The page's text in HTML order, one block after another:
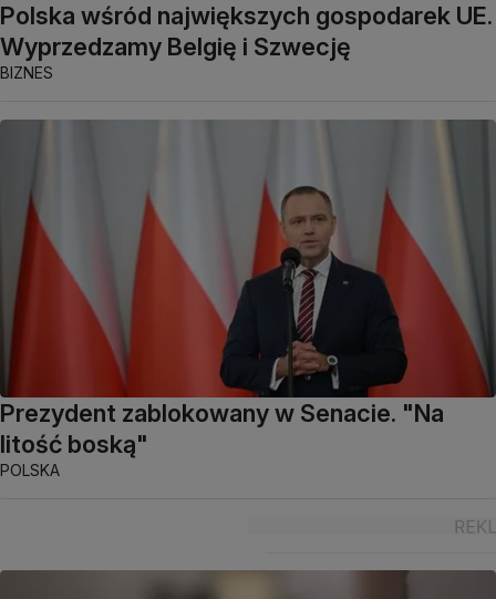
Polska wśród największych gospodarek UE.
Wyprzedzamy Belgię i Szwecję
BIZNES
Prezydent zablokowany w Senacie. "Na
litość boską"
POLSKA